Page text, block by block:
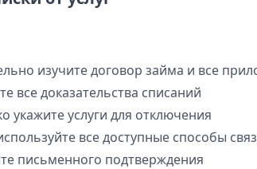
изучите договор займа и все
все доказательства списаний
укажите услуги для отключения
все доступные способы
письменного подтверждения